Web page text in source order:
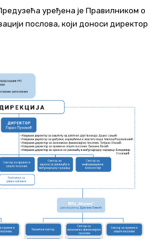
уређена је Правилником о
послова, који доноси директор